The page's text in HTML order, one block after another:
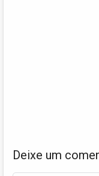
Deixe um